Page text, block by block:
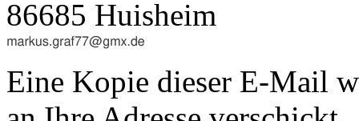
86685 Huisheim
Eine Kopie dieser E-Mail